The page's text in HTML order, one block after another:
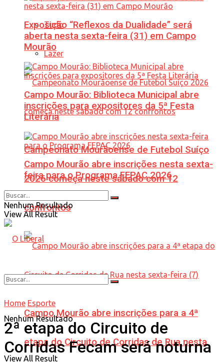
Tudo
Lazer
Campeonato Mourãoense de Futebol Suíço
2026 começa neste sábado com 12
confrontos
Campo Mourão abre inscrições para a 4ª
etapa do Circuito de Corridas de Rua nesta
Exposição “Reflexos da Dualidade” será
aberta nesta sexta-feira (31) em Campo
Mourão
Campo Mourão: Biblioteca Municipal abre
inscrições para expositores da 5ª Festa
Literária
Campo Mourão abre inscrições nesta sexta-
feira para o Programa FEPAC 2026
Nenhum Resultado
View All Result
Nenhum Resultado
View All Result
Home Esporte
2ª etapa do Circuito de
Corridas Fecam será noturna